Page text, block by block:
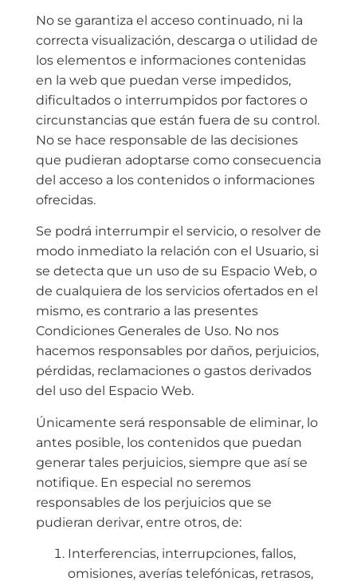
No se garantiza el acceso continuado, ni la
correcta visualización, descarga o utilidad de
los elementos e informaciones contenidas
en la web que puedan verse impedidos,
dificultados o interrumpidos por factores o
circunstancias que están fuera de su control.
No se hace responsable de las decisiones
que pudieran adoptarse como consecuencia
del acceso a los contenidos o informaciones
ofrecidas.
Se podrá interrumpir el servicio, o resolver de
modo inmediato la relación con el Usuario, si
se detecta que un uso de su Espacio Web, o
de cualquiera de los servicios ofertados en el
mismo, es contrario a las presentes
Condiciones Generales de Uso. No nos
hacemos responsables por daños, perjuicios,
pérdidas, reclamaciones o gastos derivados
del uso del Espacio Web.
Únicamente será responsable de eliminar, lo
antes posible, los contenidos que puedan
generar tales perjuicios, siempre que así se
notifique. En especial no seremos
responsables de los perjuicios que se
pudieran derivar, entre otros, de:
Interferencias, interrupciones, fallos,
omisiones, averías telefónicas, retrasos,